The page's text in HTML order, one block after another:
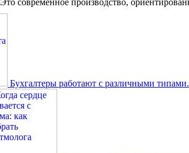
современное производство,
Бухгалтеры работают с различными